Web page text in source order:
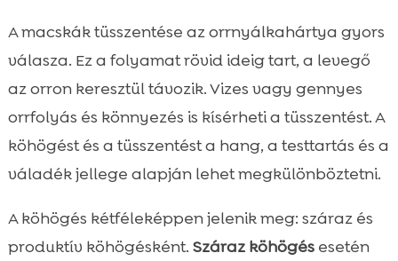
A macskák tüsszentése az orrnyálkahártya gyors
válasza. Ez a folyamat rövid ideig tart, a levegő
az orron keresztül távozik. Vizes vagy gennyes
orrfolyás és könnyezés is kísérheti a tüsszentést. A
köhögést és a tüsszentést a hang, a testtartás és a
váladék jellege alapján lehet megkülönböztetni.
A köhögés kétféleképpen jelenik meg: száraz és
produktív köhögésként. Száraz köhögésesetén